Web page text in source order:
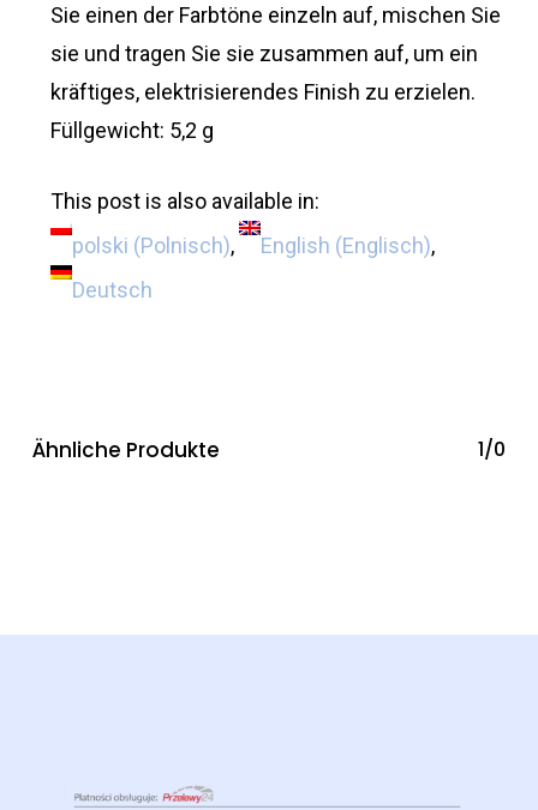
Sie einen der Farbtöne einzeln auf, mischen Sie
sie und tragen Sie sie zusammen auf, um ein
kräftiges, elektrisierendes Finish zu erzielen.
Füllgewicht: 5,2 g
This post is also available in:
polski (Polnisch) English (Englisch)
Deutsch
Ähnliche Produkte 1/0